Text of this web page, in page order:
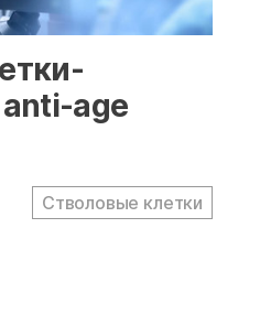
>
age
Стволовые клетки